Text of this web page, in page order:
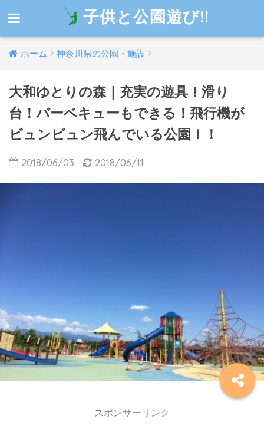
子供と公園遊び!!
ホーム 神奈川県の公園・施設
大和ゆとりの森｜充実の遊具！滑り
台！バーベキューもできる！飛行機が
ビュンビュン飛んでいる公園！！
2018/06/03 2018/06/11
スポンサーリンク